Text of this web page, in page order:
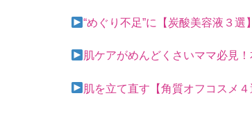
“めぐり不足”に【炭酸美容液３
肌ケアがめんどくさいママ必見
肌を立て直す【角質オフコスメ